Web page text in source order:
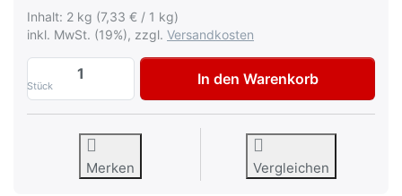
Inhalt: 2 kg (7,33 € / 1 kg)
inkl. MwSt. (19%), zzgl. Versandkosten
Stück
AVO Plast Multispachtel 2kg inkl. Härter
In den Warenkorb
Merken Vergleichen